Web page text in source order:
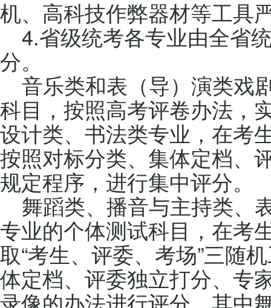
机、高科技作弊器材等工具
4.省级统考各专业由全省
分。
音乐类和表（导）演类戏
科目，按照高考评卷办法，
设计类、书法类专业，在考
按照对标分类、集体定档、
规定程序，进行集中评分。
舞蹈类、播音与主持类、
专业的个体测试科目，在考
取“考生、评委、考场”三随
体定档、评委独立打分、专
录像的办法进行评分。其中